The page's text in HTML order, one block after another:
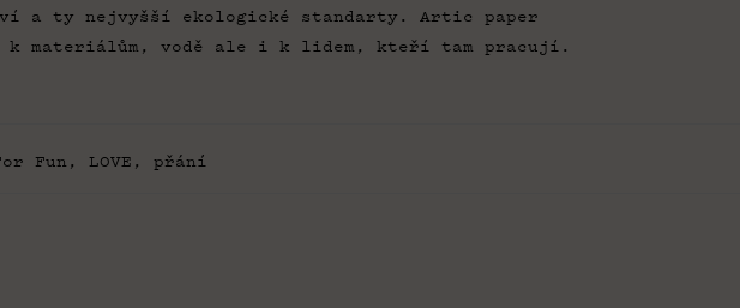
a ty nejvyšší ekologické standarty. Artic paper
k materiálům, vodě ale i k lidem, kteří tam pracují.
Fun , LOVE , přání